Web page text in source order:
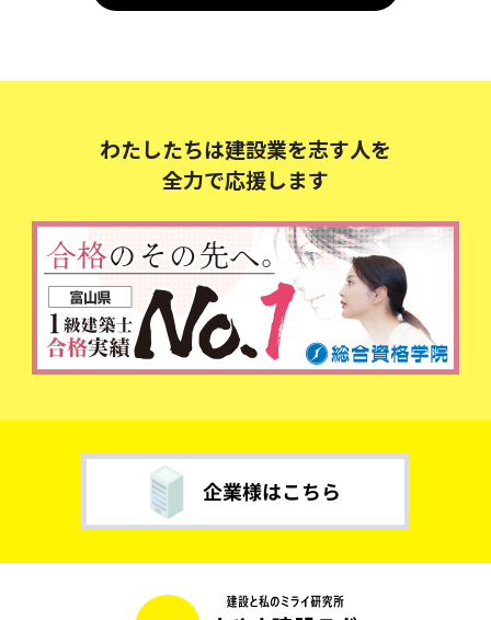
わたしたちは建設業を志す人を
全力で応援します